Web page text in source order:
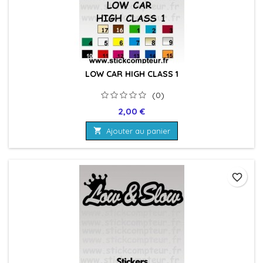
LOW CAR HIGH CLASS 1
(0)
Prix
2,00 €
 Ajouter au panier
favorite_border